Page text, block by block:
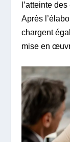
l’atteinte
Après
chargent
mise en